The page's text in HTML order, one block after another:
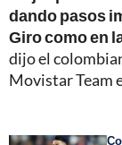
dando pasos
Giro como en
dijo el
Movistar Team